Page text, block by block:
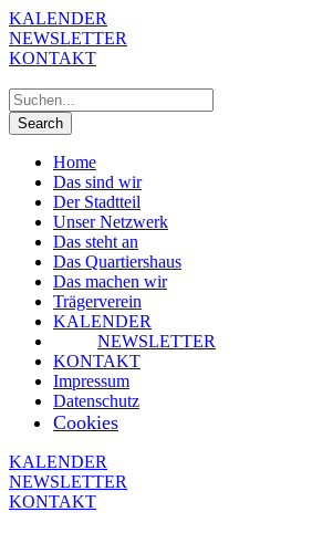
KALENDER
NEWSLETTER
KONTAKT
Home
Das sind wir
Der Stadtteil
Unser Netzwerk
Das steht an
Das Quartiershaus
Das machen wir
Trägerverein
KALENDER
NEWSLETTER
KONTAKT
Impressum
Datenschutz
Cookies
KALENDER
NEWSLETTER
KONTAKT